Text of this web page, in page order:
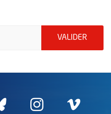
VALIDER
fenêtre
une nouvelle
Bluesky
, Ouvre une
Instagram
, Ouvre
,